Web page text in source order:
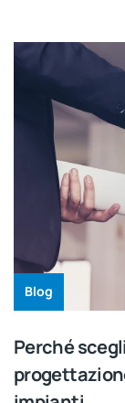
Blog
Perché